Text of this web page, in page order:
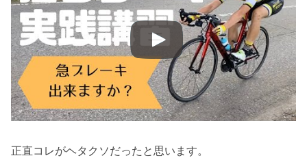
正直コレがヘタクソだったと思います。